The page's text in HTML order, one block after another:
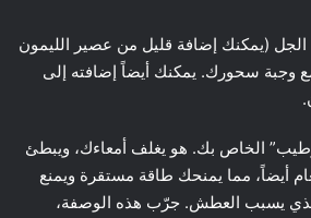
(يمكنك إضافة قليل من عصير الليمون
مع وجبة سحورك. يمكنك أيضاً إضافته إلى
الخاص بك. هو يغلف أمعاءك، ويبطئ
أيضاً، مما يمنحك طاقة مستقرة ويمنع
الذي يسبب العطش. جرّب هذه الوصفة،